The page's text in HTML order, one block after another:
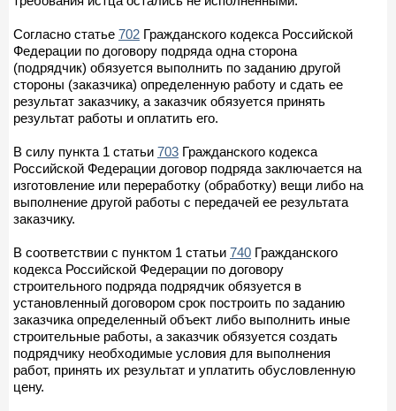
Согласно статье 702 Гражданского кодекса Российской
Федерации по договору подряда одна сторона
(подрядчик) обязуется выполнить по заданию другой
стороны (заказчика) определенную работу и сдать ее
результат заказчику, а заказчик обязуется принять
результат работы и оплатить его.
В силу пункта 1 статьи 703 Гражданского кодекса
Российской Федерации договор подряда заключается на
изготовление или переработку (обработку) вещи либо на
выполнение другой работы с передачей ее результата
заказчику.
В соответствии с пунктом 1 статьи 740 Гражданского
кодекса Российской Федерации по договору
строительного подряда подрядчик обязуется в
установленный договором срок построить по заданию
заказчика определенный объект либо выполнить иные
строительные работы, а заказчик обязуется создать
подрядчику необходимые условия для выполнения
работ, принять их результат и уплатить обусловленную
цену.